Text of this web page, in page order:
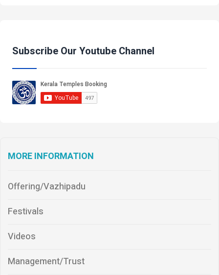
Subscribe Our Youtube Channel
MORE INFORMATION
Offering/Vazhipadu
Festivals
Videos
Management/Trust